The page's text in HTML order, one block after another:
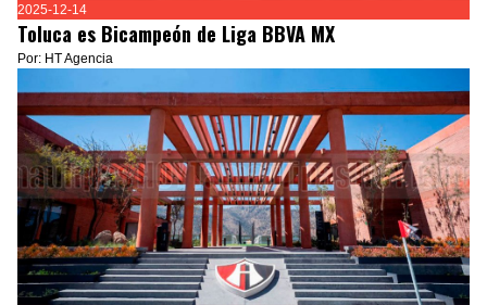
2025-12-14
Toluca es Bicampeón de Liga BBVA MX
Por: HT Agencia